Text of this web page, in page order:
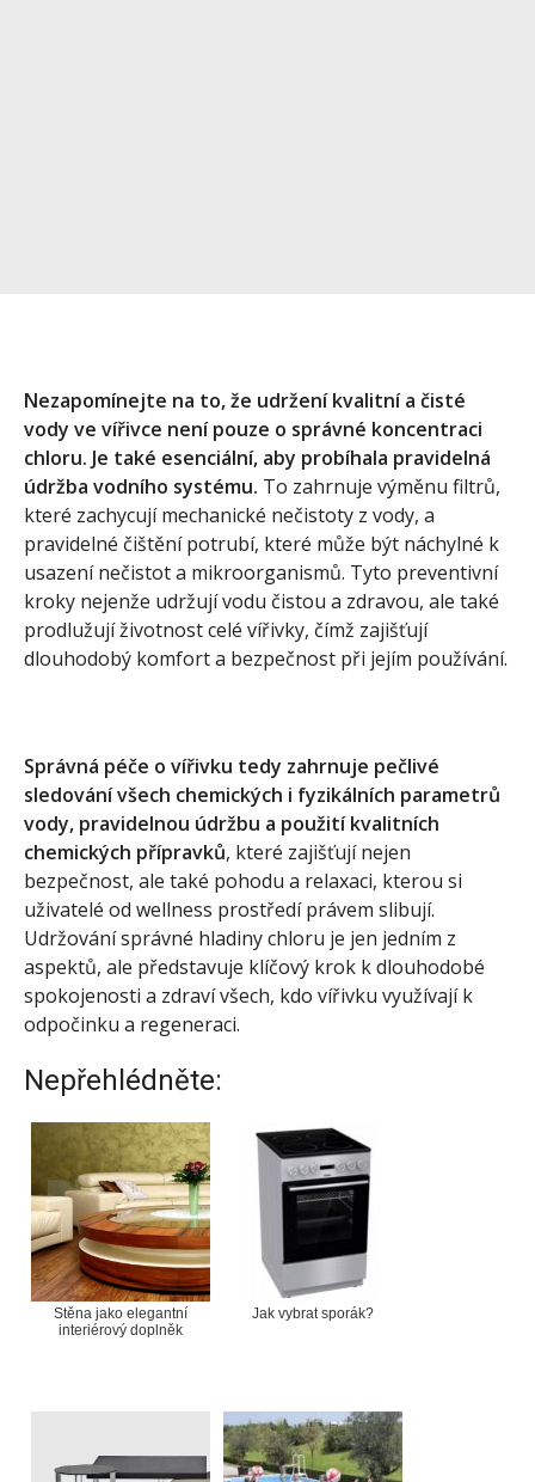
Nezapomínejte na to, že udržení kvalitní a čisté
vody ve vířivce není pouze o správné koncentraci
chloru. Je také esenciální, aby probíhala pravidelná
údržba vodního systému. To zahrnuje výměnu filtrů,
které zachycují mechanické nečistoty z vody, a
pravidelné čištění potrubí, které může být náchylné k
usazení nečistot a mikroorganismů. Tyto preventivní
kroky nejenže udržují vodu čistou a zdravou, ale také
prodlužují životnost celé vířivky, čímž zajišťují
dlouhodobý komfort a bezpečnost při jejím používání.
Správná péče o vířivku tedy zahrnuje pečlivé
sledování všech chemických i fyzikálních parametrů
vody, pravidelnou údržbu a použití kvalitních
chemických přípravků, které zajišťují nejen
bezpečnost, ale také pohodu a relaxaci, kterou si
uživatelé od wellness prostředí právem slibují.
Udržování správné hladiny chloru je jen jedním z
aspektů, ale představuje klíčový krok k dlouhodobé
spokojenosti a zdraví všech, kdo vířivku využívají k
odpočinku a regeneraci.
Nepřehlédněte:
Stěna jako elegantní
interiérový doplněk
Jak vybrat sporák?